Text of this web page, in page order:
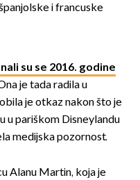
i francuske
su se 2016. godine
je tada radila u
je otkaz nakon što je
u pariškom Disneylandu
medijska pozornost.
Alanu Martin, koja je